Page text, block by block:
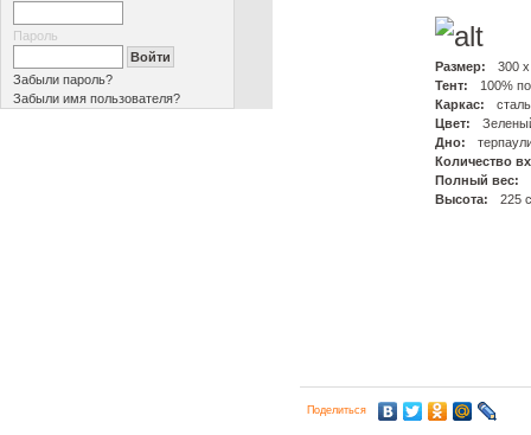
Размер:
300
Тент:
100%
Каркас:
Цвет:
Дно:
Количество
Полный вес:
Высота:
225
Поделиться
Пароль
Забыли пароль?
Забыли имя пользователя?